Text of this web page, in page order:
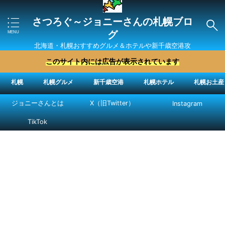
さつろぐ～ジョニーさんの札幌ブロ
グ
北海道・札幌おすすめグルメ＆ホテルや新千歳空港攻
略法を紹介 ″ジョニーさん“で検索
このサイト内には広告が表示されています
札幌 札幌グルメ 新千歳空港 札幌ホテル 札幌お土産
ジョニーさんとは X（旧Twitter） Instagram
TikTok